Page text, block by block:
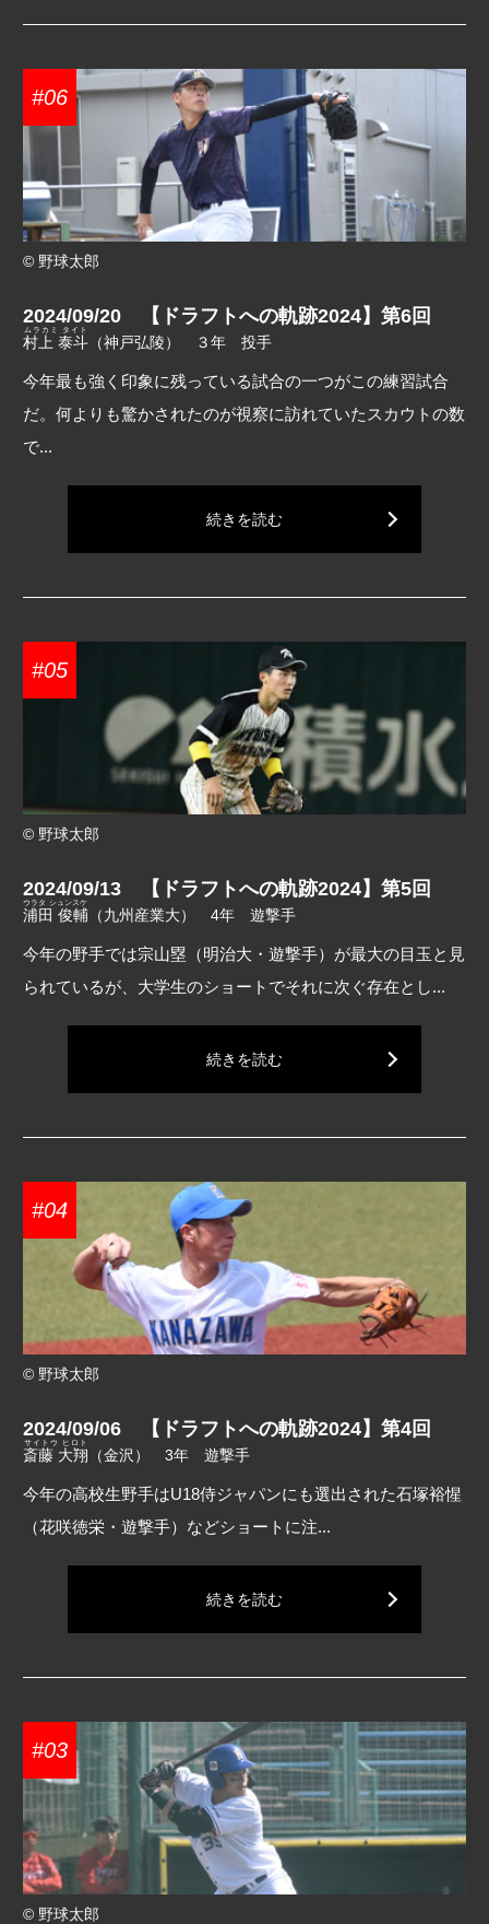
#06
© 野球太郎
2024/09/20 【ドラフトへの軌跡2024】第6回
村上 泰斗
ムラカミ タイト
（神戸弘陵） ３年 投手
今年最も強く印象に残っている試合の一つがこの練習試合
だ。何よりも驚かされたのが視察に訪れていたスカウトの数
で...
続きを読む
#05
© 野球太郎
2024/09/13 【ドラフトへの軌跡2024】第5回
浦田 俊輔
ウラタ シュンスケ
（九州産業大） 4年 遊撃手
今年の野手では宗山塁（明治大・遊撃手）が最大の目玉と見
られているが、大学生のショートでそれに次ぐ存在とし...
続きを読む
#04
© 野球太郎
2024/09/06 【ドラフトへの軌跡2024】第4回
斎藤 大翔
サイトウ ヒロト
（金沢） 3年 遊撃手
今年の高校生野手はU18侍ジャパンにも選出された石塚裕惺
（花咲徳栄・遊撃手）などショートに注...
続きを読む
#03
© 野球太郎